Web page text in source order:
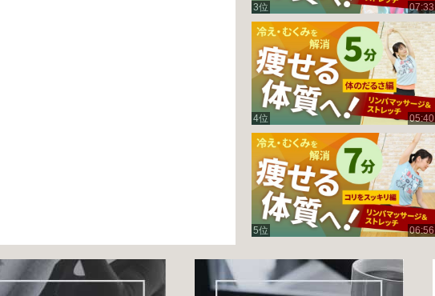
3位 07:33
4位 05:40
5位 06:56